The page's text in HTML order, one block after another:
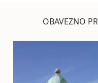
OBAVEZNO